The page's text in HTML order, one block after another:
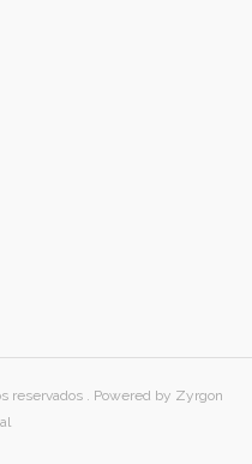
reservados . Powered by Zyrgon